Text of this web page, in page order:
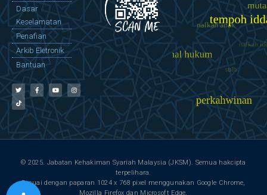
Dasar
Keselamatan
Penafian
Arkib Eletronik
Bantuan
© 2025. Jabatan Kehakiman Syariah Malaysia (JKSM). Semua hakcipta
terpelihara.
Sesuai dengan paparan 1024 x 768 pixel menggunakan Google Chrome,
Mozilla Firefox dan Microsoft Edge.